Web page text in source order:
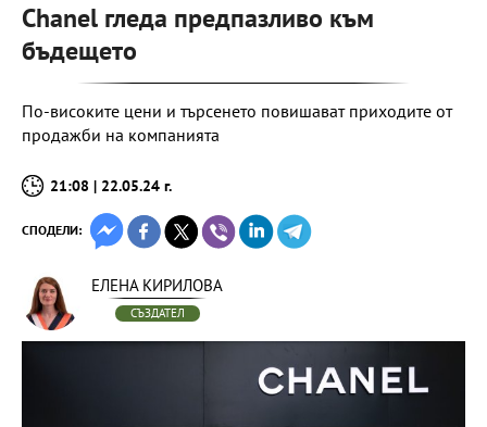
Chanel гледа предпазливо към
бъдещето
По-високите цени и търсенето повишават приходите от
продажби на компанията
21:08 | 22.05.24 г.
СПОДЕЛИ:
ЕЛЕНА КИРИЛОВА
СЪЗДАТЕЛ